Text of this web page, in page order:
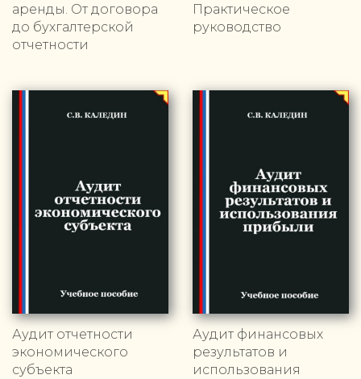
аренды. От договора
до бухгалтерской
отчетности
Практическое
руководство
Аудит отчетности
экономического
субъекта
Аудит финансовых
результатов и
использования